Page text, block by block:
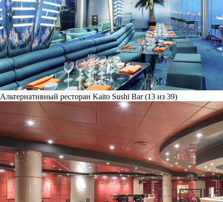
Альтернативный ресторан Kaito Sushi Bar (13 из 39)